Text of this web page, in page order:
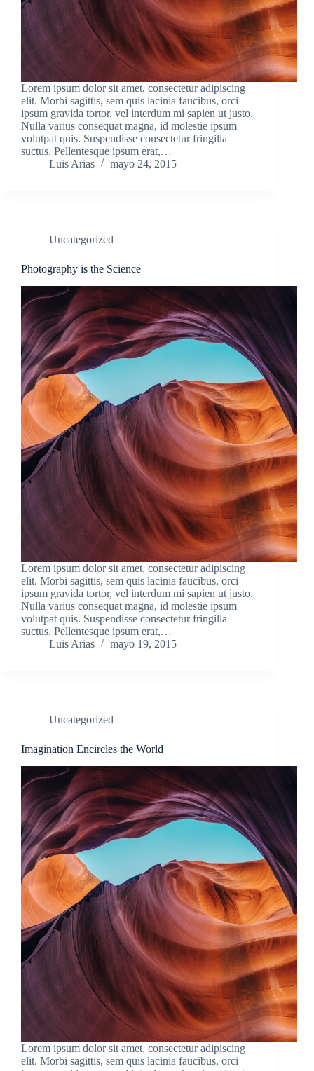
Lorem ipsum dolor sit amet, consectetur adipiscing
elit. Morbi sagittis, sem quis lacinia faucibus, orci
ipsum gravida tortor, vel interdum mi sapien ut justo.
Nulla varius consequat magna, id molestie ipsum
volutpat quis. Suspendisse consectetur fringilla
suctus. Pellentesque ipsum erat,…
Luis Arias
mayo 24, 2015
Uncategorized
Photography is the Science
Lorem ipsum dolor sit amet, consectetur adipiscing
elit. Morbi sagittis, sem quis lacinia faucibus, orci
ipsum gravida tortor, vel interdum mi sapien ut justo.
Nulla varius consequat magna, id molestie ipsum
volutpat quis. Suspendisse consectetur fringilla
suctus. Pellentesque ipsum erat,…
Luis Arias
mayo 19, 2015
Uncategorized
Imagination Encircles the World
Lorem ipsum dolor sit amet, consectetur adipiscing
elit. Morbi sagittis, sem quis lacinia faucibus, orci